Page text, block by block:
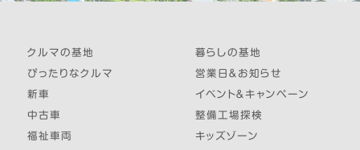
クルマの基地
ぴったりなクルマ
新車
中古車
福祉車両
暮らしの基地
営業日＆お知らせ
イベント＆キャンペーン
整備工場探検
キッズゾーン